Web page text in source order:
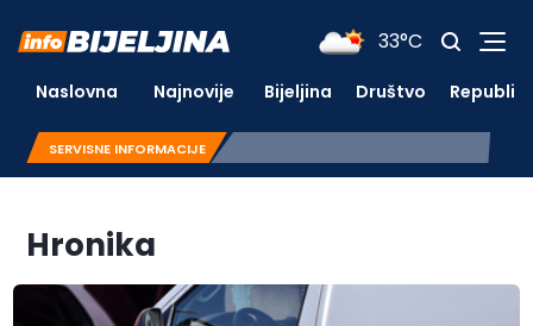
33°C
Naslovna Najnovije Bijeljina Društvo
SERVISNE INFORMACIJE
Hronika